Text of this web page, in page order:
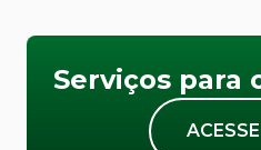
Serviços para